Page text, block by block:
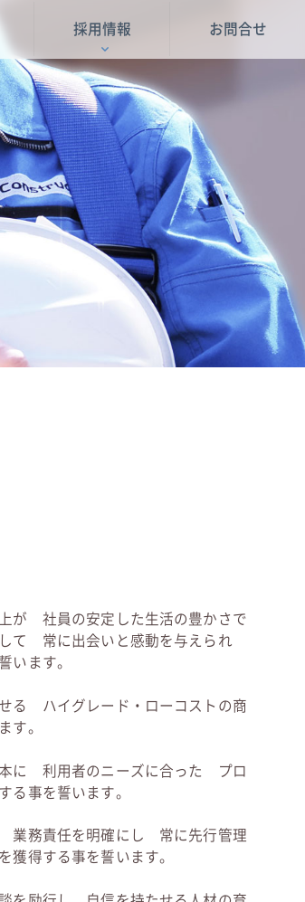
採用情報 お問合せ
が 社員の安定した生活の豊かさで
て 常に出会いと感動を与えられ
います。
る ハイグレード・ローコストの商
す。
に 利用者のニーズに合った プロ
る事を誓います。
務責任を明確にし 常に先行管理
得する事を誓います。